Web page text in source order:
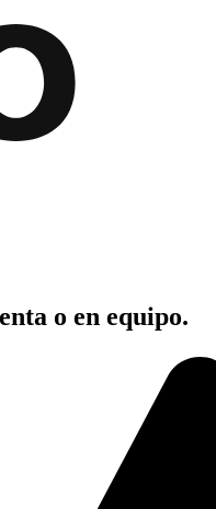
o en equipo.